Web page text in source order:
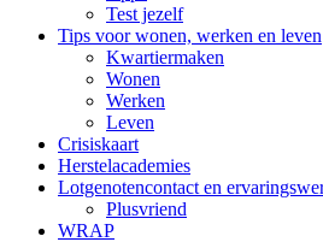
Test jezelf
Tips voor wonen, werken en leven
Kwartiermaken
Wonen
Werken
Leven
Crisiskaart
Herstelacademies
Lotgenotencontact en
Plusvriend
WRAP